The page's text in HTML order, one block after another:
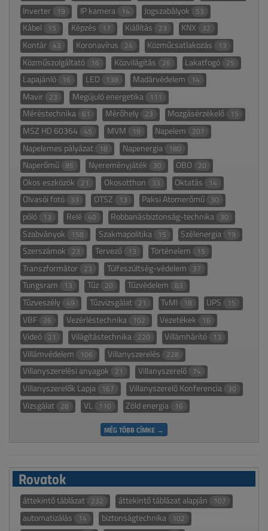
Inverter 19 IP kamera 14 Jogszabályok 53
Kábel 15 Képzés 17 Kiállítás 23 KNX 32
Kontár 43 Koronavírus 24 Közműcsatlakozás 13
Közműszolgáltató 16 Közvilágítás 26 Lakatfogó 25
Lapajánló 16 LED 138 Madárvédelem 14
Mavir 23 Megújuló energetika 111
Méréstechnika 61 Mérőhely 23 Mozgásérzékelő 15
MSZ HD 60364 45 MVM 19 Napelem 207
Napelemes pályázat 18 Napenergia 180
Naperőmű 85 Nyereményjáték 30 OBO 20
Okos eszközök 21 Okosotthon 33 Oktatás 14
Olvasói fotó 33 OTSZ 13 Paksi Atomerőmű 30
póló 13 Relé 40 Robbanásbiztonság-technika 30
Szabványok 158 Szakmapolitika 15 Szélenergia 19
Szerszámok 23 Tervező 13 Történelem 15
Transzformátor 23 Túlfeszültség-védelem 37
Tungsram 13 Tűz 20 Tűzvédelem 83
Tűzveszély 49 Tűzvizsgálat 21 TvMI 18 UPS 15
VBF 26 Vezérléstechnika 102 Vezetékek 16
Videó 21 Világítástechnika 220 Villámhárító 13
Villámvédelem 106 Villanyszerelés 228
Villanyszerelési anyagok 21 Villanyszerelő 74
Villanyszerelők Lapja 167 Villanyszerelő Konferencia 30
Vizsgálat 28 VL 110 Zöld energia 16
MÉG TÖBB CÍMKE →
Rovatok
áttekintő táblázat 232 áttekintő táblázat alapján 107
automatizálás 14 biztonságtechnika 102